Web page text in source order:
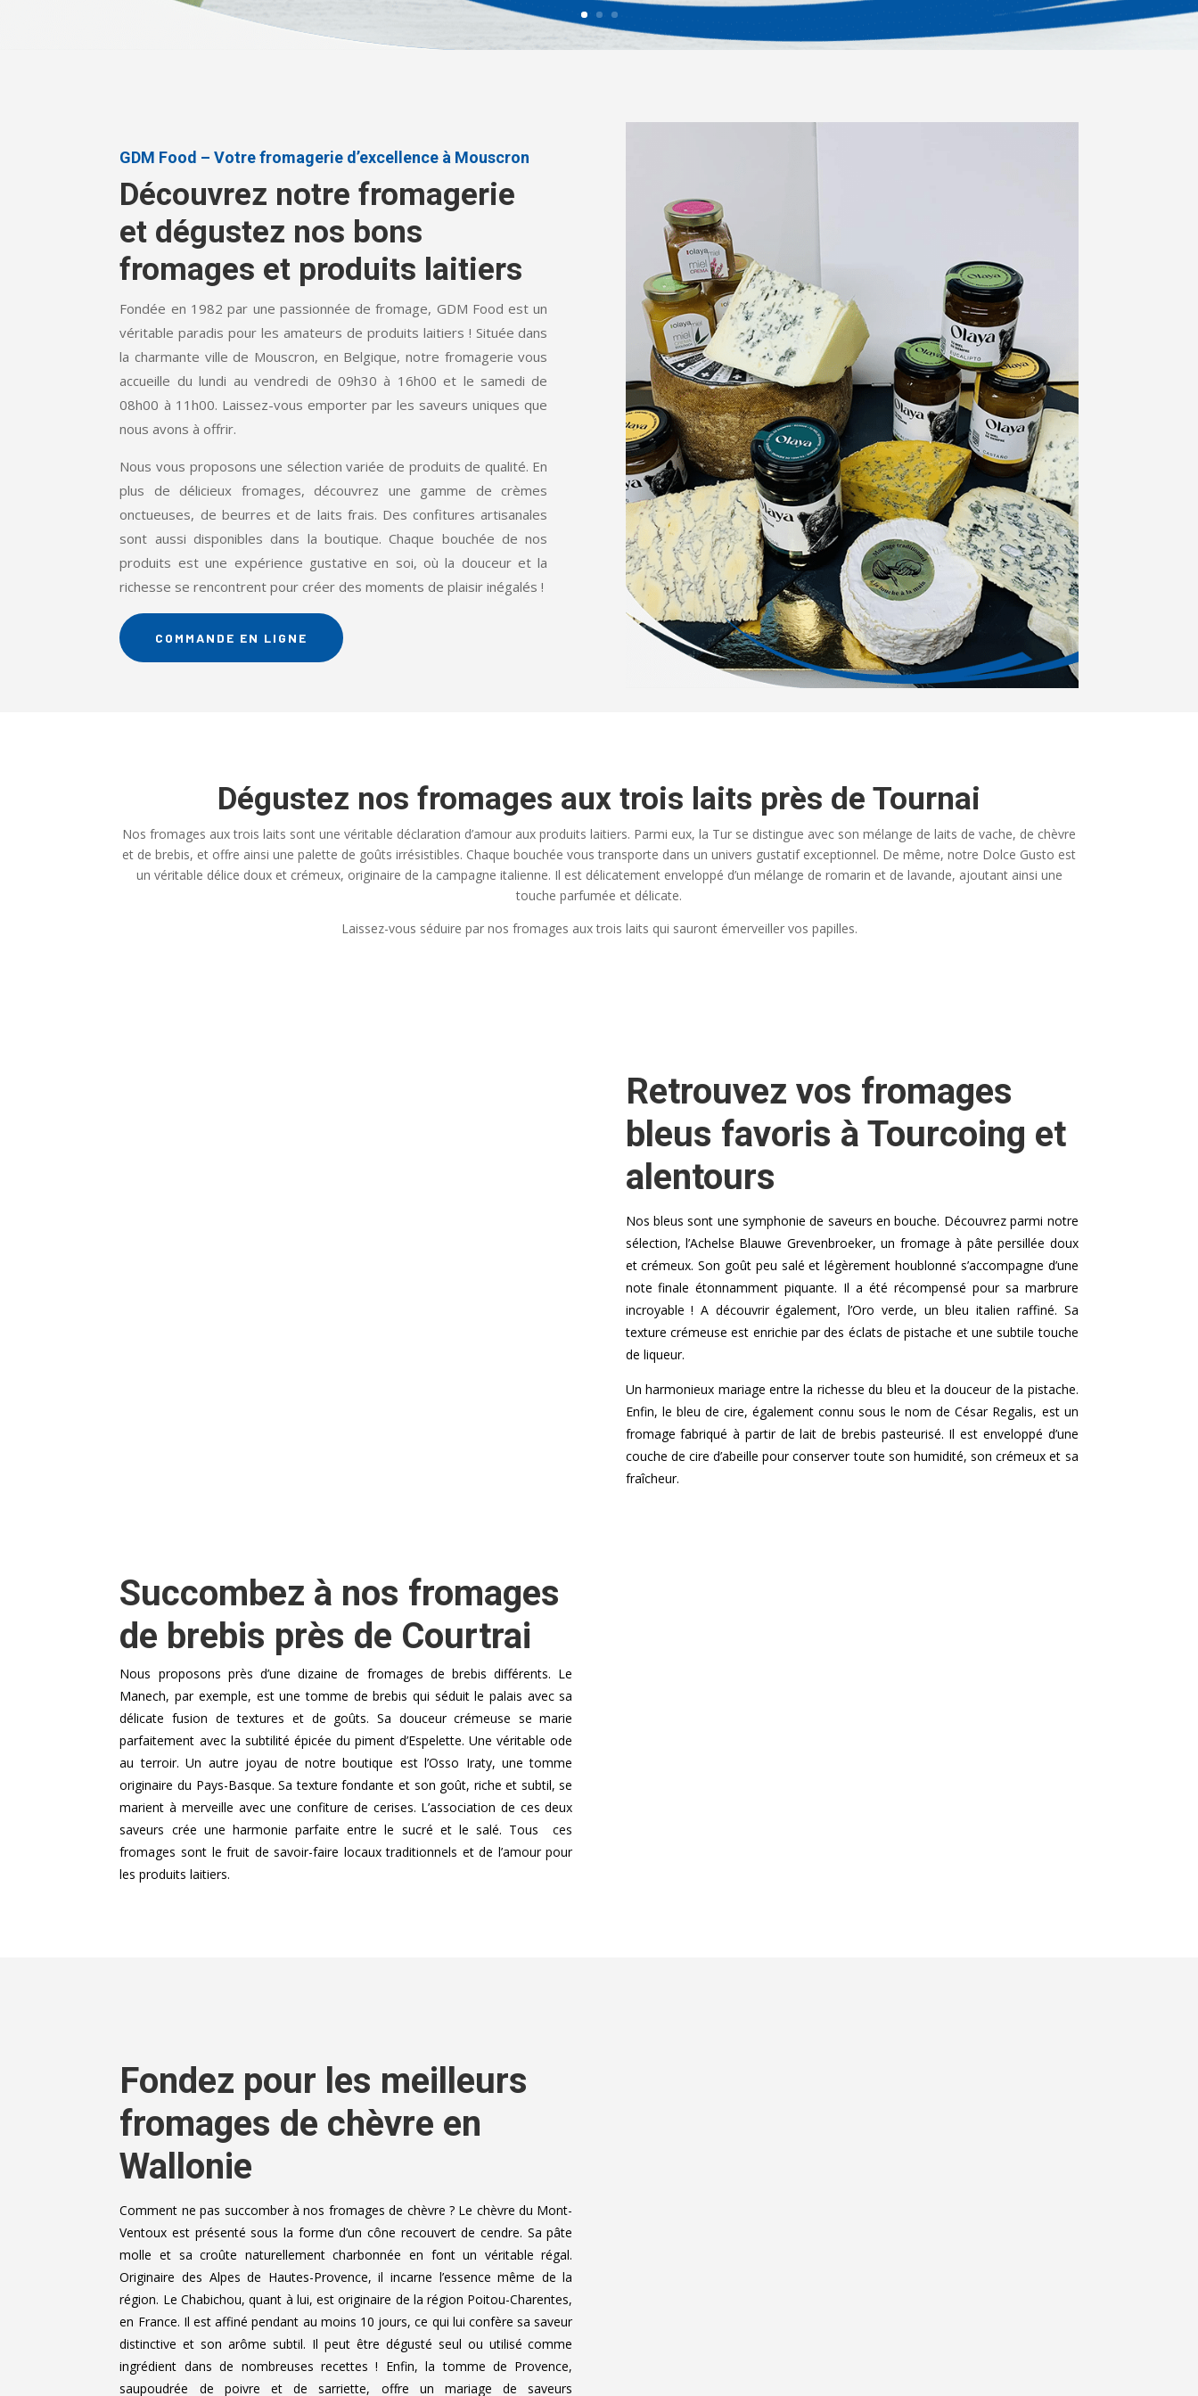
GDM Food – Votre fromagerie d’excellence à Mouscron
Découvrez notre fromagerie
et dégustez nos bons
fromages et produits laitiers
Fondée en 1982 par une passionnée de fromage, GDM Food est un
véritable paradis pour les amateurs de produits laitiers ! Située dans
la charmante ville de Mouscron, en Belgique, notre fromagerie vous
accueille du lundi au vendredi de 09h30 à 16h00 et le samedi de
08h00 à 11h00. Laissez-vous emporter par les saveurs uniques que
nous avons à offrir.
Nous vous proposons une sélection variée de produits de qualité. En
plus de délicieux fromages, découvrez une gamme de crèmes
onctueuses, de beurres et de laits frais. Des confitures artisanales
sont aussi disponibles dans la boutique. Chaque bouchée de nos
produits est une expérience gustative en soi, où la douceur et la
richesse se rencontrent pour créer des moments de plaisir inégalés !
COMMANDE EN LIGNE
Dégustez nos fromages aux trois laits près de Tournai
Nos fromages aux trois laits sont une véritable déclaration d’amour aux produits laitiers. Parmi eux, la Tur se distingue avec son mélange de laits de vache, de chèvre
et de brebis, et offre ainsi une palette de goûts irrésistibles. Chaque bouchée vous transporte dans un univers gustatif exceptionnel. De même, notre Dolce Gusto est
un véritable délice doux et crémeux, originaire de la campagne italienne. Il est délicatement enveloppé d’un mélange de romarin et de lavande, ajoutant ainsi une
touche parfumée et délicate.
Laissez-vous séduire par nos fromages aux trois laits qui sauront émerveiller vos papilles.
Retrouvez vos fromages
bleus favoris à Tourcoing et
alentours
Nos bleus sont une symphonie de saveurs en bouche. Découvrez parmi notre
sélection, l’Achelse Blauwe Grevenbroeker, un fromage à pâte persillée doux
et crémeux. Son goût peu salé et légèrement houblonné s’accompagne d’une
note finale étonnamment piquante. Il a été récompensé pour sa marbrure
incroyable ! A découvrir également, l’Oro verde, un bleu italien raffiné. Sa
texture crémeuse est enrichie par des éclats de pistache et une subtile touche
de liqueur.
Un harmonieux mariage entre la richesse du bleu et la douceur de la pistache.
Enfin, le bleu de cire, également connu sous le nom de César Regalis, est un
fromage fabriqué à partir de lait de brebis pasteurisé. Il est enveloppé d’une
couche de cire d’abeille pour conserver toute son humidité, son crémeux et sa
fraîcheur.
Succombez à nos fromages
de brebis près de Courtrai
Nous proposons près d’une dizaine de fromages de brebis différents. Le
Manech, par exemple, est une tomme de brebis qui séduit le palais avec sa
délicate fusion de textures et de goûts. Sa douceur crémeuse se marie
parfaitement avec la subtilité épicée du piment d’Espelette. Une véritable ode
au terroir. Un autre joyau de notre boutique est l’Osso Iraty, une tomme
originaire du Pays-Basque. Sa texture fondante et son goût, riche et subtil, se
marient à merveille avec une confiture de cerises. L’association de ces deux
saveurs crée une harmonie parfaite entre le sucré et le salé. Tous ces
fromages sont le fruit de savoir-faire locaux traditionnels et de l’amour pour
les produits laitiers.
Fondez pour les meilleurs
fromages de chèvre en
Wallonie
Comment ne pas succomber à nos fromages de chèvre ? Le chèvre du Mont-
Ventoux est présenté sous la forme d’un cône recouvert de cendre. Sa pâte
molle et sa croûte naturellement charbonnée en font un véritable régal.
Originaire des Alpes de Hautes-Provence, il incarne l’essence même de la
région. Le Chabichou, quant à lui, est originaire de la région Poitou-Charentes,
en France. Il est affiné pendant au moins 10 jours, ce qui lui confère sa saveur
distinctive et son arôme subtil. Il peut être dégusté seul ou utilisé comme
ingrédient dans de nombreuses recettes ! Enfin, la tomme de Provence,
saupoudrée de poivre et de sarriette, offre un mariage de saveurs